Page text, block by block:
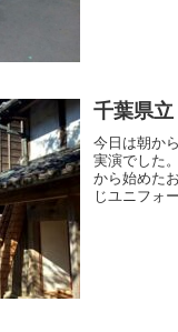
千葉県
今日は朝か
実演でした
から始めた
じユニフォ